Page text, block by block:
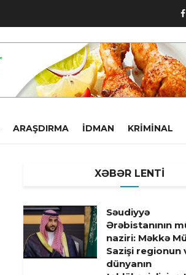
ARAŞDIRMA İDMAN KRIMINAL
XƏBƏR LENTİ
Səudiyyə
Ərəbistanının
naziri: Məkkə
Sazişi regionun
dünyanın